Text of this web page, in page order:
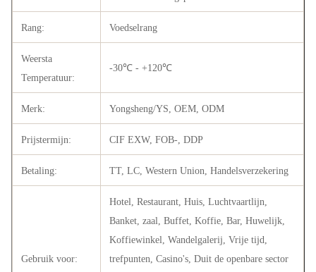
Rang: Voedselrang
Weersta
Temperatuur:
-30℃ - +120℃
Merk: Yongsheng/YS, OEM, ODM
Prijstermijn: CIF EXW, FOB-, DDP
Betaling: TT, LC, Western Union, Handelsverzekering
Gebruik voor:
Hotel, Restaurant, Huis, Luchtvaartlijn,
Banket, zaal, Buffet, Koffie, Bar, Huwelijk,
Koffiewinkel, Wandelgalerij, Vrije tijd,
trefpunten, Casino's, Duit de openbare sector